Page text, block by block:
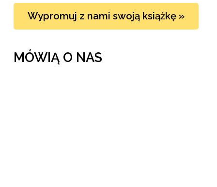
Wypromuj z nami swoją książkę »
MÓWIĄ O NAS